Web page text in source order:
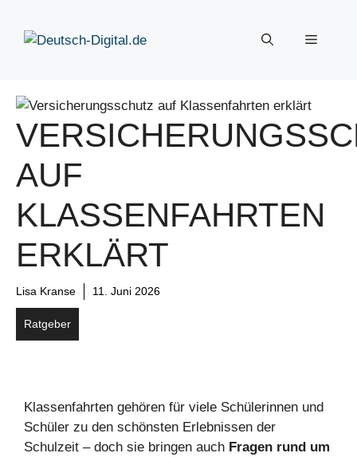
Inhalt
springen
Menü
AUF
KLASSENFAHRTEN
ERKLÄRT
Lisa Kranse 11. Juni 2026
Ratgeber
Klassenfahrten gehören für viele Schülerinnen und
Schüler zu den schönsten Erlebnissen der
Schulzeit – doch sie bringen auch Fragen rund um